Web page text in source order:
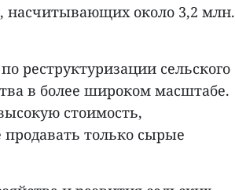
насчитывающих около 3,2 млн.
реструктуризации сельского
в более широком масштабе.
стоимость,
только сырые